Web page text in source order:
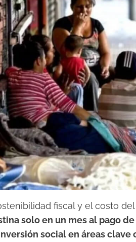
fiscal y el costo
solo en un mes al pago
social en áreas clave